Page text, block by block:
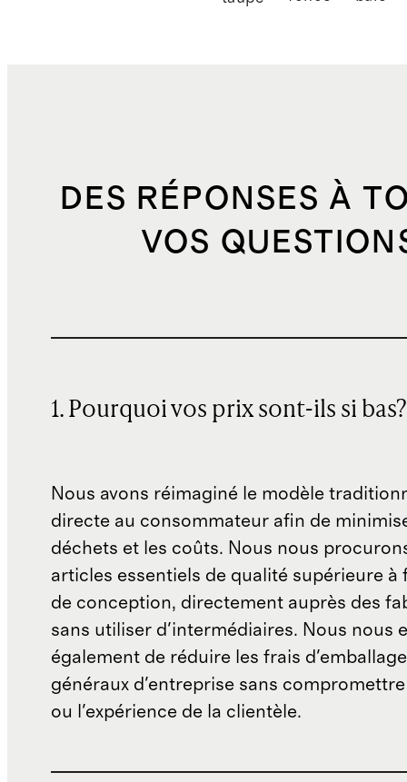
DES RÉPONSES À
VOS
1. Pourquoi vos prix sont-ils si bas?
Nous avons réimaginé le modèle
directe au consommateur afin de
déchets et les coûts. Nous nous
articles essentiels de qualité supérieure à
de conception, directement auprès des
sans utiliser d'intermédiaires. Nous nous
également de réduire les frais
généraux d'entreprise sans
ou l'expérience de la clientèle.